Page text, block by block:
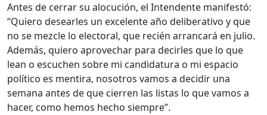
Antes de cerrar su alocución, el Intendente manifestó:
“Quiero desearles un excelente año deliberativo y que
no se mezcle lo electoral, que recién arrancará en julio.
Además, quiero aprovechar para decirles que lo que
lean o escuchen sobre mi candidatura o mi espacio
político es mentira, nosotros vamos a decidir una
semana antes de que cierren las listas lo que vamos a
hacer, como hemos hecho siempre”.